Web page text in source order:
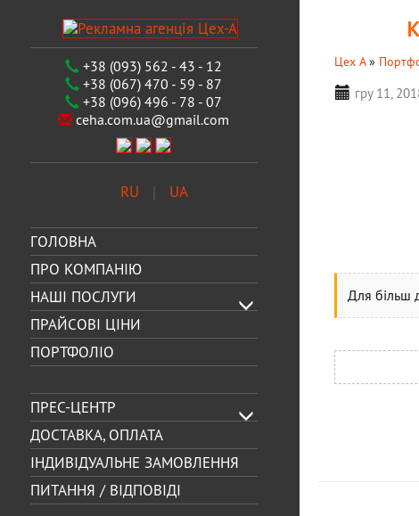
+38 (093) 562 - 43 - 12
+38 (067) 470 - 59 - 87
+38 (096) 496 - 78 - 07
ceha.com.ua@gmail.com
RU UA
ГОЛОВНА
ПРО КОМПАНІЮ
НАШІ ПОСЛУГИ
ПРАЙСОВІ ЦІНИ
ПОРТФОЛІО
ПРЕС-ЦЕНТР
ДОСТАВКА, ОПЛАТА
ІНДИВІДУАЛЬНЕ ЗАМОВЛЕННЯ
ПИТАННЯ / ВІДПОВІДІ
Цех А»
гру 11,
Для більш